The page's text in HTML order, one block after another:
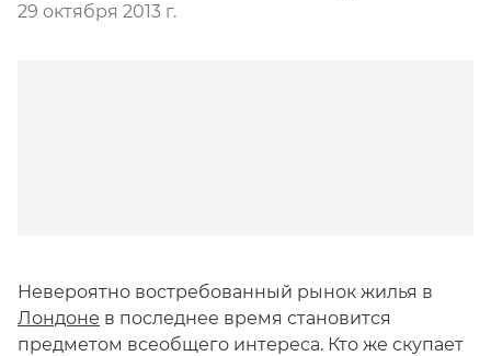
29 октября 2013 г.
Невероятно востребованный рынок жилья в
Лондоне в последнее время становится
предметом всеобщего интереса. Кто же скупает